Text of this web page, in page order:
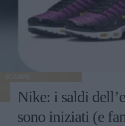
SCARPE
Nike: i saldi
sono iniziati (e